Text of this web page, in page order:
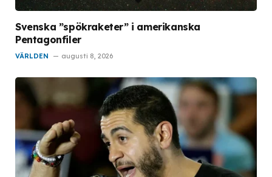
Svenska ”spökraketer” i amerikanska
Pentagonfiler
VÄRLDEN augusti 8, 2026